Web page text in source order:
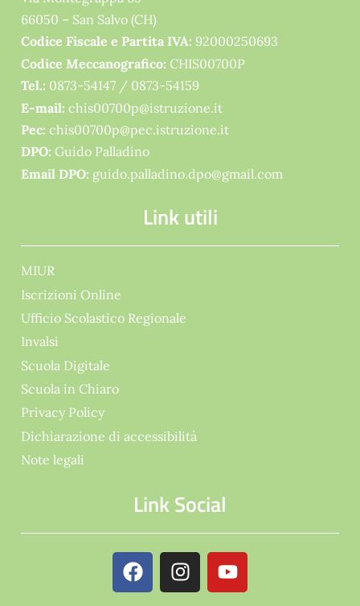
66050 – San Salvo (CH)
Codice Fiscale e Partita IVA: 92000250693
Codice Meccanografico: CHIS00700P
Tel.: 0873-54147 / 0873-54159
E-mail: chis00700p@istruzione.it
Pec: chis00700p@pec.istruzione.it
DPO: Guido Palladino
Email DPO: guido.palladino.dpo@gmail.com
Link utili
MIUR
Iscrizioni Online
Ufficio Scolastico Regionale
Invalsi
Scuola Digitale
Scuola in Chiaro
Privacy Policy
Dichiarazione di accessibilità
Note legali
Link Social